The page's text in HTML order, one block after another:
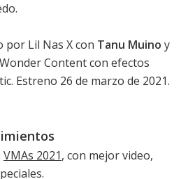
por Lil Nas X con Tanu Muino y
Content con efectos
Estreno 26 de marzo de 2021.
VMAs 2021, con mejor video,